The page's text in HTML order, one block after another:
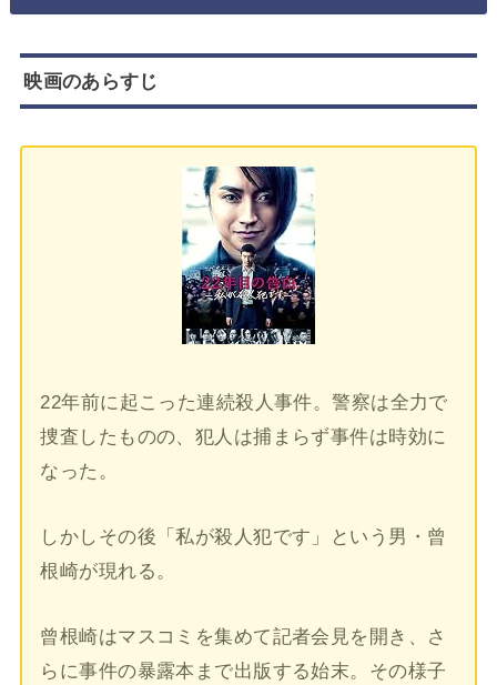
映画のあらすじ
22年前に起こった連続殺人事件。警察は全力で
捜査したものの、犯人は捕まらず事件は時効に
なった。
しかしその後「私が殺人犯です」という男・曾
根崎が現れる。
曾根崎はマスコミを集めて記者会見を開き、さ
らに事件の暴露本まで出版する始末。その様子